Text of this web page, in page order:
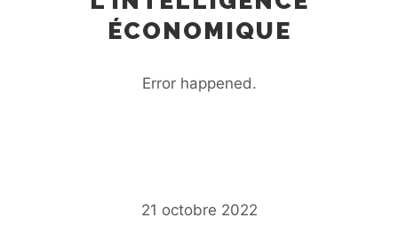
ÉCONOMIQUE
Error happened.
21 octobre 2022